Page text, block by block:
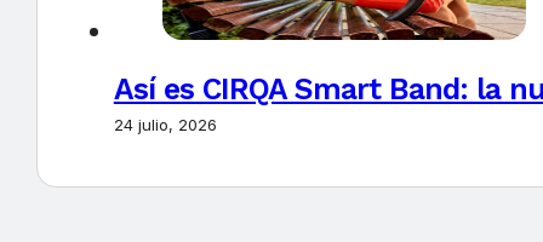
Así es CIRQA Smart Band: la
24 julio, 2026